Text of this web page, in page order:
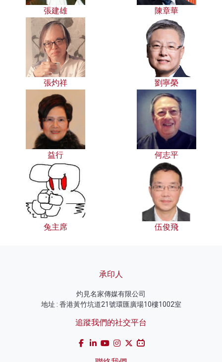
張建雄 陳章華
張灼祥 劉寧榮
益行 何志平
兔主席 伍俊飛
承印人
灼見名家傳媒有限公司
地址 : 香港黃竹坑道21號環匯廣場10樓1002室
追蹤我們的社交平台